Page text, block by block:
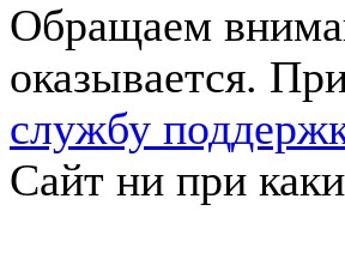
Обращаем
оказывается.
службу
Сайт ни при